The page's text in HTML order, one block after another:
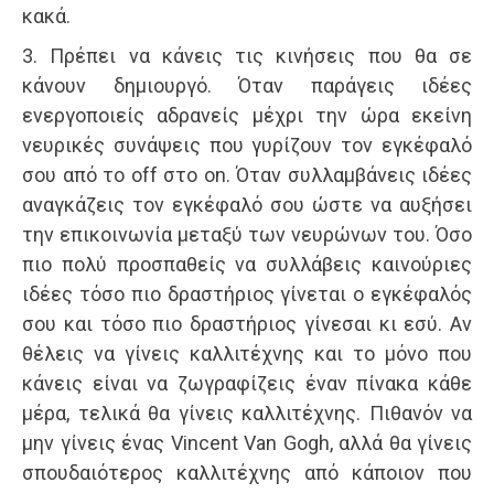
κακά.
3. Πρέπει να κάνεις τις κινήσεις που θα σε
κάνουν δημιουργό. Όταν παράγεις ιδέες
ενεργοποιείς αδρανείς μέχρι την ώρα εκείνη
νευρικές συνάψεις που γυρίζουν τον εγκέφαλό
σου από το off στο on. Όταν συλλαμβάνεις ιδέες
αναγκάζεις τον εγκέφαλό σου ώστε να αυξήσει
την επικοινωνία μεταξύ των νευρώνων του. Όσο
πιο πολύ προσπαθείς να συλλάβεις καινούριες
ιδέες τόσο πιο δραστήριος γίνεται ο εγκέφαλός
σου και τόσο πιο δραστήριος γίνεσαι κι εσύ. Αν
θέλεις να γίνεις καλλιτέχνης και το μόνο που
κάνεις είναι να ζωγραφίζεις έναν πίνακα κάθε
μέρα, τελικά θα γίνεις καλλιτέχνης. Πιθανόν να
μην γίνεις ένας Vincent Van Gogh, αλλά θα γίνεις
σπουδαιότερος καλλιτέχνης από κάποιον που